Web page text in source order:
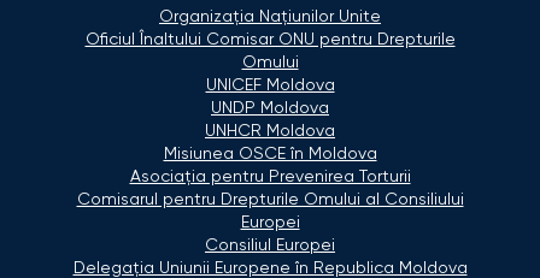
Organizaţia Naţiunilor Unite
Oficiul Înaltului Comisar ONU pentru Drepturile
Omului
UNICEF Moldova
UNDP Moldova
UNHCR Moldova
Misiunea OSCE în Moldova
Asociaţia pentru Prevenirea Torturii
Comisarul pentru Drepturile Omului al Consiliului
Europei
Consiliul Europei
Delegaţia Uniunii Europene în Republica Moldova